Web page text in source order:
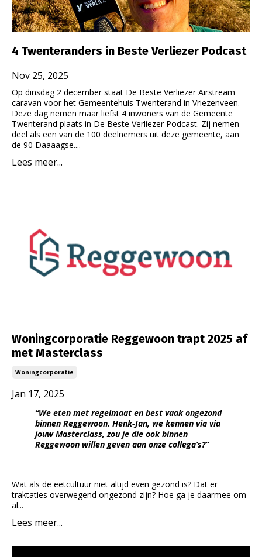
4 Twenteranders in Beste Verliezer Podcast
Nov 25, 2025
Op dinsdag 2 december staat De Beste Verliezer Airstream
caravan voor het Gemeentehuis Twenterand in Vriezenveen.
Deze dag nemen maar liefst 4 inwoners van de Gemeente
Twenterand plaats in De Beste Verliezer Podcast. Zij nemen
deel als een van de 100 deelnemers uit deze gemeente, aan
de 90 Daaaagse....
Lees meer...
Woningcorporatie Reggewoon trapt 2025 af
met Masterclass
Woningcorporatie
Jan 17, 2025
“We eten met regelmaat en best vaak ongezond
binnen Reggewoon. Henk-Jan, we kennen via via
jouw Masterclass, zou je die ook binnen
Reggewoon willen geven aan onze collega’s?”
Wat als de eetcultuur niet altijd even gezond is? Dat er
traktaties overwegend ongezond zijn? Hoe ga je daarmee om
al...
Lees meer...